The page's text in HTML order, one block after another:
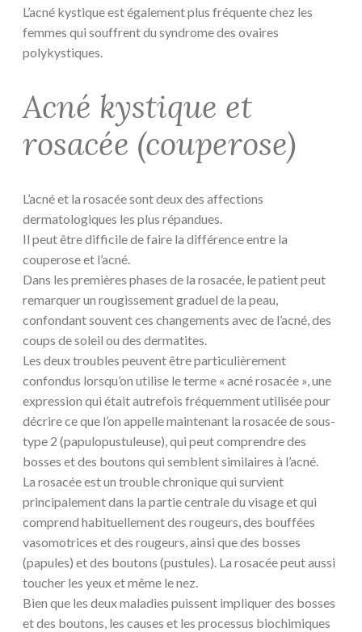
L’acné kystique est également plus fréquente chez les
femmes qui souffrent du syndrome des ovaires
polykystiques.
Acné kystique et
rosacée (couperose)
L’acné et la rosacée sont deux des affections
dermatologiques les plus répandues.
Il peut être difficile de faire la différence entre la
couperose et l’acné.
Dans les premières phases de la rosacée, le patient peut
remarquer un rougissement graduel de la peau,
confondant souvent ces changements avec de l’acné, des
coups de soleil ou des dermatites.
Les deux troubles peuvent être particulièrement
confondus lorsqu’on utilise le terme « acné rosacée », une
expression qui était autrefois fréquemment utilisée pour
décrire ce que l’on appelle maintenant la rosacée de sous-
type 2 (papulopustuleuse), qui peut comprendre des
bosses et des boutons qui semblent similaires à l’acné.
La rosacée est un trouble chronique qui survient
principalement dans la partie centrale du visage et qui
comprend habituellement des rougeurs, des bouffées
vasomotrices et des rougeurs, ainsi que des bosses
(papules) et des boutons (pustules). La rosacée peut aussi
toucher les yeux et même le nez.
Bien que les deux maladies puissent impliquer des bosses
et des boutons, les causes et les processus biochimiques